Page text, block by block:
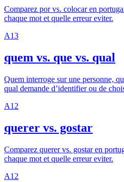
Comparez por vs. colocar en
chaque mot et quelle erreur eviter.
A13
quem vs. que vs. qual
Quem interroge sur une personne,
qual demande d’identifier ou de
A1 2
querer vs. gostar
Comparez querer vs. gostar en
chaque mot et quelle erreur eviter.
A1 2